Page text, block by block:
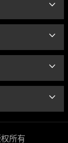
所有